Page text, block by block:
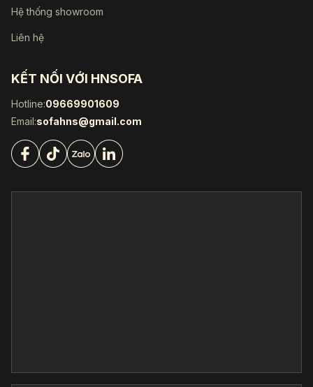
Hệ thống showroom
Liên hệ
KẾT NỐI VỚI HNSOFA
Hotline:09669901609
Email:sofahns@gmail.com